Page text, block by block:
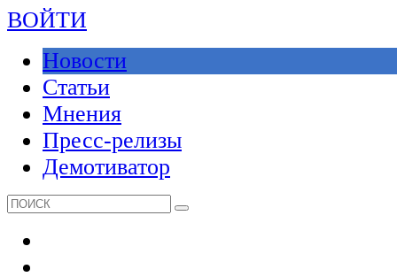
ВОЙТИ
Новости
Статьи
Мнения
Пресс-релизы
Демотиватор